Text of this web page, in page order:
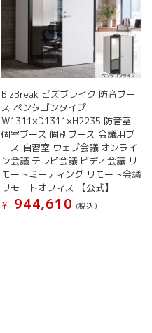
BizBreak ビズブレイク 防音ブー
ス ペンタゴンタイプ
W1311×D1311×H2235 防音室
個室ブース 個別ブース 会議用ブ
ース 自習室 ウェブ会議 オンライ
ン会議 テレビ会議 ビデオ会議 リ
モートミーティング リモート会議
リモートオフィス 【公式】
¥
944,610 (税込）